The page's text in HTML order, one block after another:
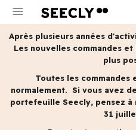
menu
Après plusieurs années
Les nouvelles commandes
plus
Toutes les commandes
normalement. Si vous avez
portefeuille Seecly, pensez à
31